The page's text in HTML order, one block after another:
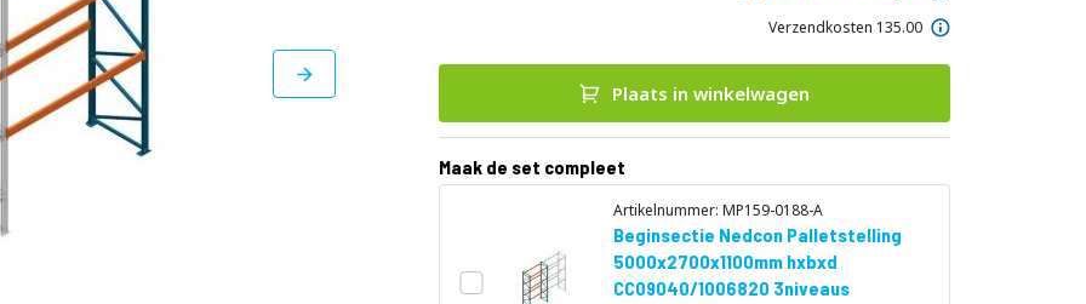
Verzendkosten 135.00
Plaats in winkelwagen
Maak de set compleet
Artikelnummer: MP159-0188-A
Beginsectie Nedcon Palletstelling
5000x2700x1100mm hxbxd
CC09040/1006820 3niveaus